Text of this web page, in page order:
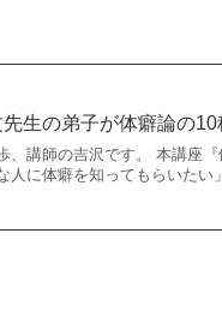
生の弟子が体癖論の10
、講師の吉沢です。 本講座
人に体癖を知ってもらいた